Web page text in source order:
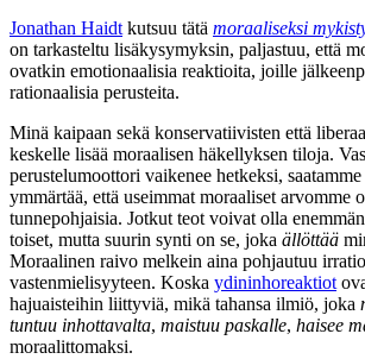
Jonathan Haidtkutsuu tätä moraaliseksi
on tarkasteltu lisäkysymyksin, paljastuu, että
ovatkin emotionaalisia reaktioita, joille
rationaalisia perusteita.
Minä kaipaan sekä konservatiivisten että
keskelle lisää moraalisen häkellyksen tiloja.
perustelumoottori vaikenee hetkeksi,
ymmärtää, että useimmat moraaliset arvomme
tunnepohjaisia. Jotkut teot voivat olla
toiset, mutta suurin synti on se, joka ällöttää
Moraalinen raivo melkein aina pohjautuu
vastenmielisyyteen. Koska ydininhoreaktiot
hajuaisteihin liittyviä, mikä tahansa ilmiö, joka
tuntuu inhottavalta, maistuu paskalle, haisee
moraalittomaksi.